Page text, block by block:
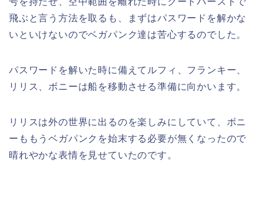
飛ぶと言う方法を取るも、まずはパスワードを解かな
いといけないのでベガパンク達は苦心するのでした。
パスワードを解いた時に備えてルフィ、フランキー、
リリス、ボニーは船を移動させる準備に向かいます。
リリスは外の世界に出るのを楽しみにしていて、ボニ
ーももうベガパンクを始末する必要が無くなったので
晴れやかな表情を見せていたのです。